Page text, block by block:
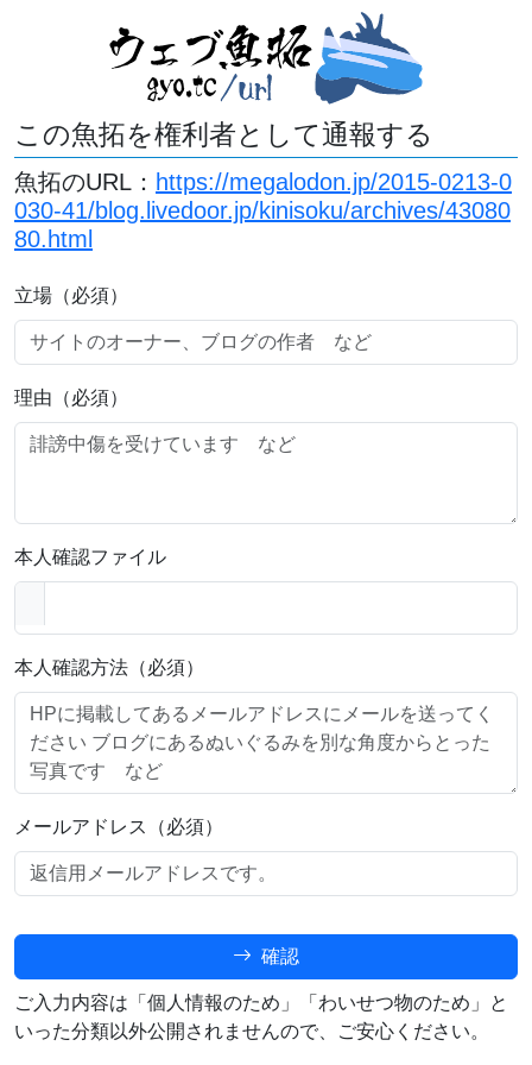
この魚拓を権利者として通報する
魚拓のURL： https://megalodon.jp/2015-0213-0
030-41/blog.livedoor.jp/kinisoku/archives/43080
80.html
立場（必須）
理由（必須）
本人確認ファイル
本人確認方法（必須）
メールアドレス（必須）
確認
ご入力内容は「個人情報のため」「わいせつ物のため」と
いった分類以外公開されませんので、ご安心ください。